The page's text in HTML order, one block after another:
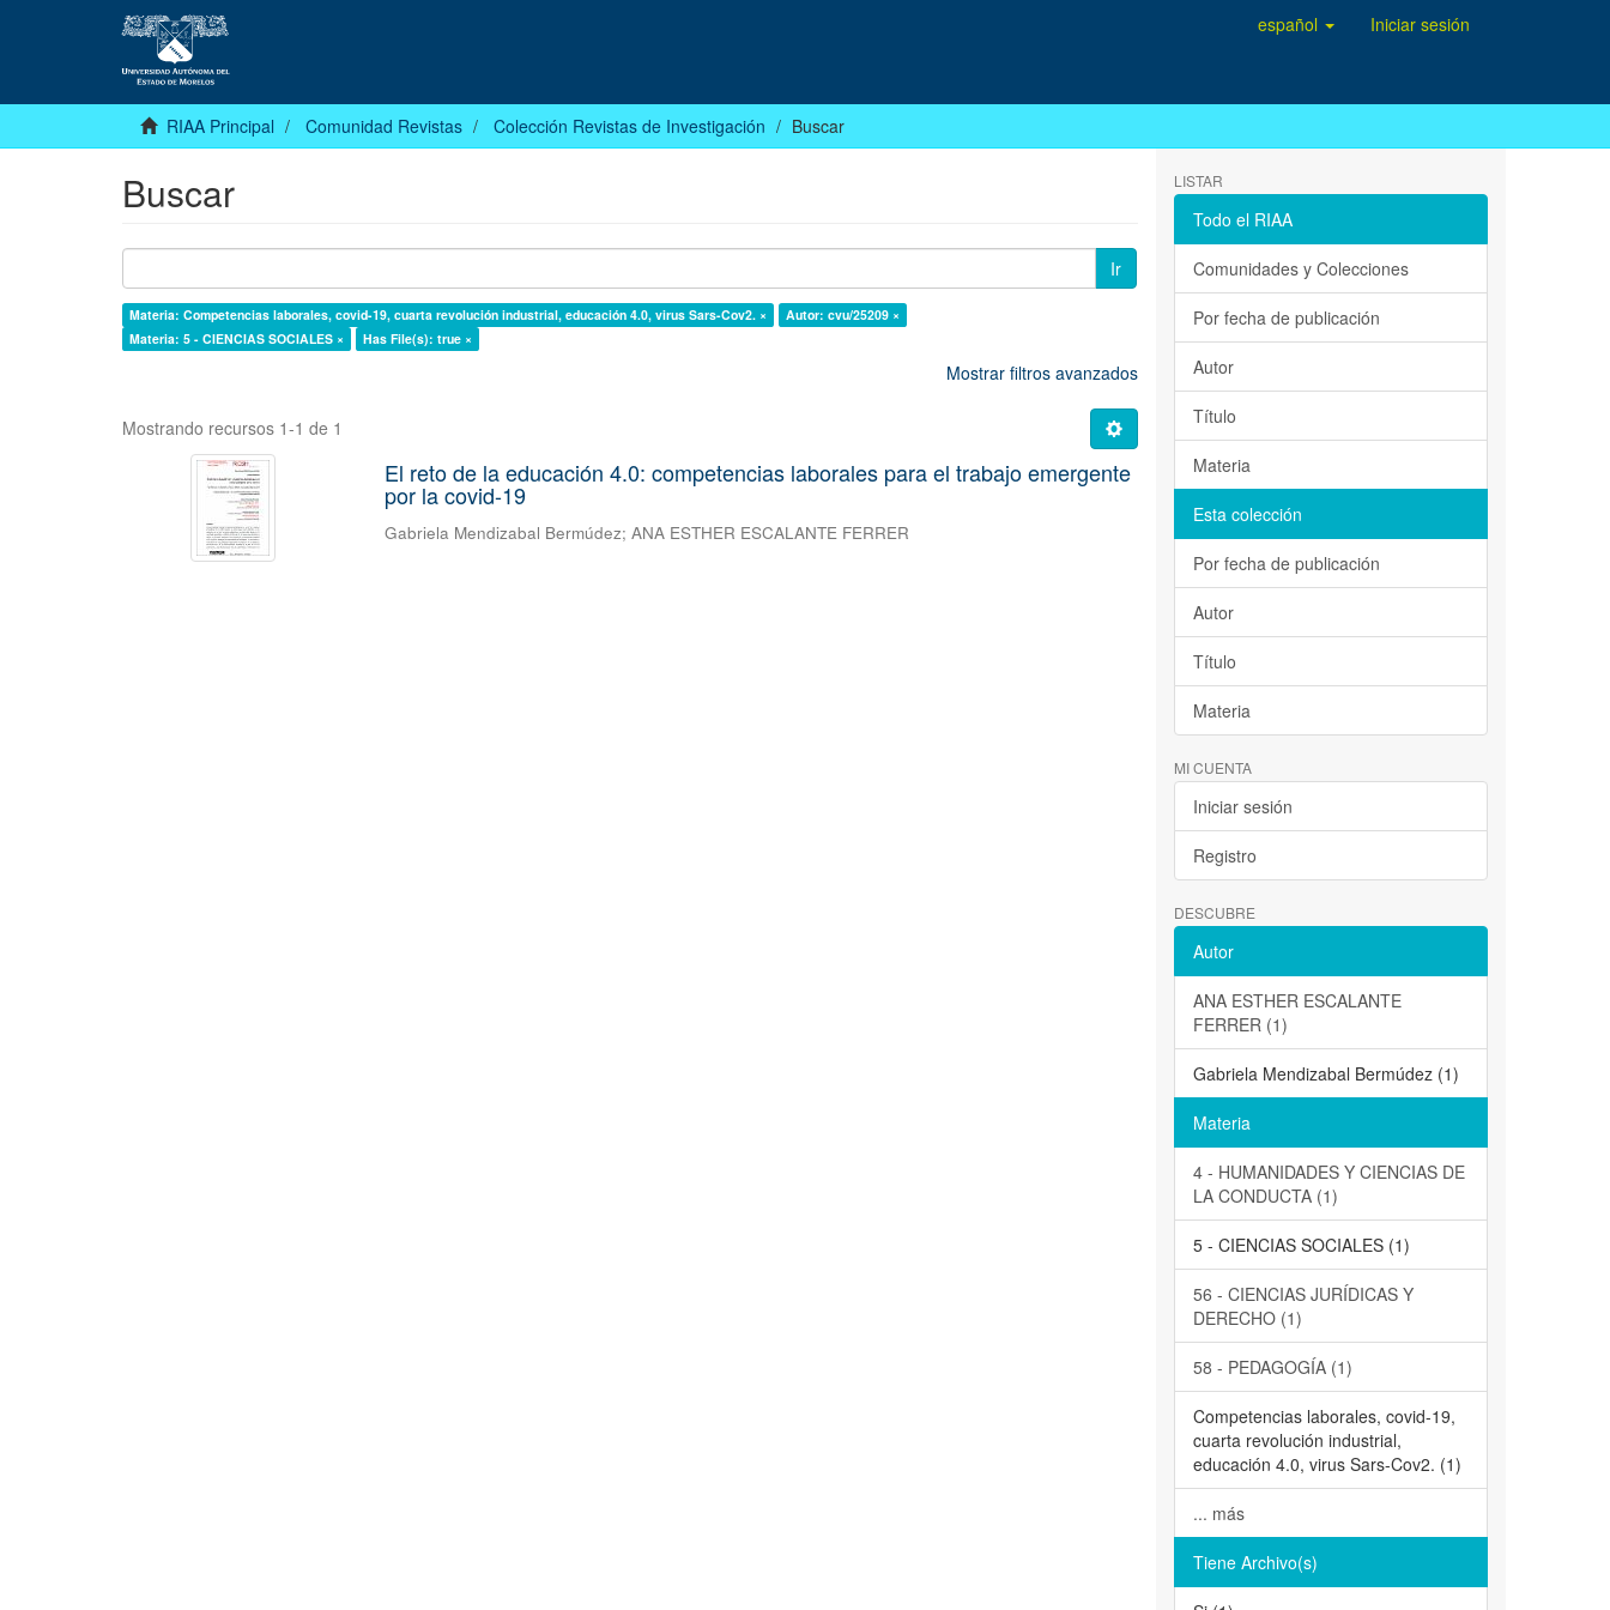
español Iniciar sesión
RIAA Principal Comunidad Revistas Colección Revistas de Investigación Buscar
Buscar
Ir
Materia: Competencias laborales, covid-19, cuarta revolución industrial, educación 4.0, virus Sars-Cov2. ×
Autor: cvu/25209 ×
Materia: 5 - CIENCIAS SOCIALES ×
Has File(s): true ×
Mostrar filtros avanzados
Mostrando recursos 1-1 de 1
El reto de la educación 4.0: competencias laborales para el trabajo emergente
por la covid-19
Gabriela Mendizabal Bermúdez;ANA ESTHER ESCALANTE FERRER
LISTAR
Todo el RIAA
Comunidades y Colecciones
Por fecha de publicación
Autor
Título
Materia
Esta colección
Por fecha de publicación
Autor
Título
Materia
MI CUENTA
Iniciar sesión
Registro
DESCUBRE
Autor
ANA ESTHER ESCALANTE
FERRER (1)
Gabriela Mendizabal Bermúdez (1)
Materia
4 - HUMANIDADES Y CIENCIAS DE
LA CONDUCTA (1)
5 - CIENCIAS SOCIALES (1)
56 - CIENCIAS JURÍDICAS Y
DERECHO (1)
58 - PEDAGOGÍA (1)
Competencias laborales, covid-19,
cuarta revolución industrial,
educación 4.0, virus Sars-Cov2. (1)
... más
Tiene Archivo(s)